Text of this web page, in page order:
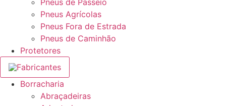
Pneus Agrícolas
Pneus Fora de Estrada
Pneus de Caminhão
Protetores
Fabricantes
Borracharia
Abraçadeiras